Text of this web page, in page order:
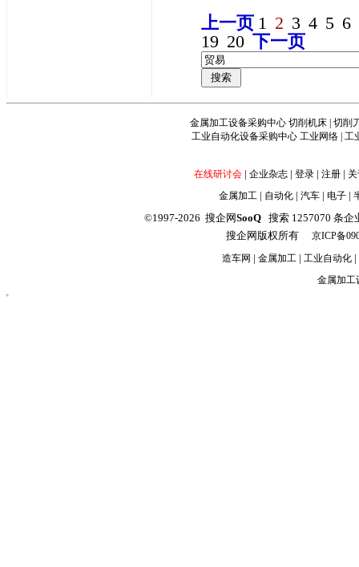
上一页 1 2 3 4 5 6
19 20 下一页
金属加工设备采购中心 切削机床| 切削
工业自动化设备采购中心 工业网络 工
在线研讨会 | 企业杂志 | 登录 | 注册 |
金属加工| 自动化| 汽车| 电子|
©1997-2026 搜企网SooQ搜索 1257070 条企
搜企网版权所有 京ICP备
造车网 | 金属加工 | 工业自动化 |
金属加工